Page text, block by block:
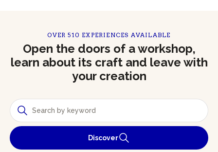
OVER 510 EXPERIENCES AVAILABLE
Open the doors of a workshop,
learn about its craft and leave with
your creation
Discover